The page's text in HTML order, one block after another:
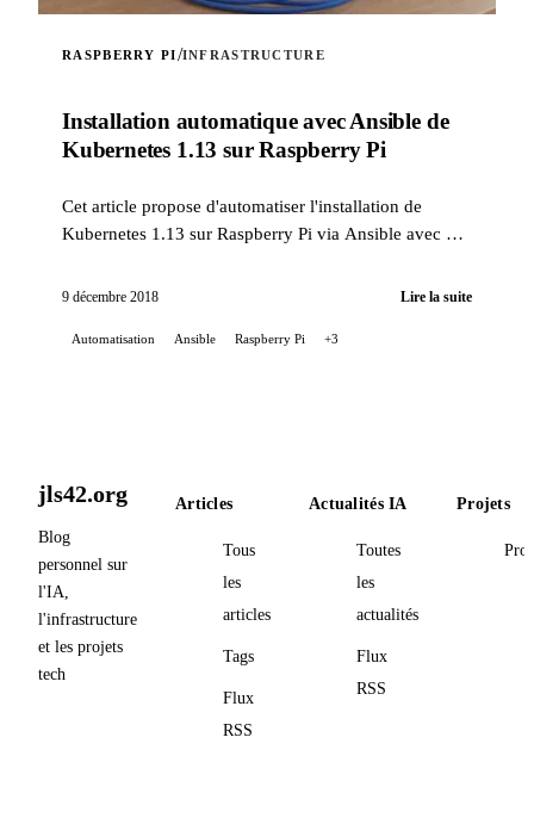
RASPBERRY PI/INFRASTRUCTURE
Installation automatique avec Ansible de
Kubernetes 1.13 sur Raspberry Pi
Cet article propose d'automatiser l'installation de
Kubernetes 1.13 sur Raspberry Pi via Ansible avec un
9 décembre 2018 Lire la suite
Automatisation Ansible Raspberry Pi +3
jls42.org
Blog
personnel sur
l'IA,
l'infrastructure
et les projets
tech
Articles
Tous
les
articles
Tags
Flux
RSS
Actualités IA
Toutes
les
actualités
Flux
RSS
Projets